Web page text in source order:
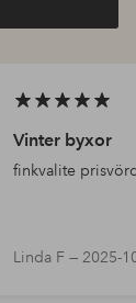
Vinter byxor
finkvalite
Linda F — 2025-